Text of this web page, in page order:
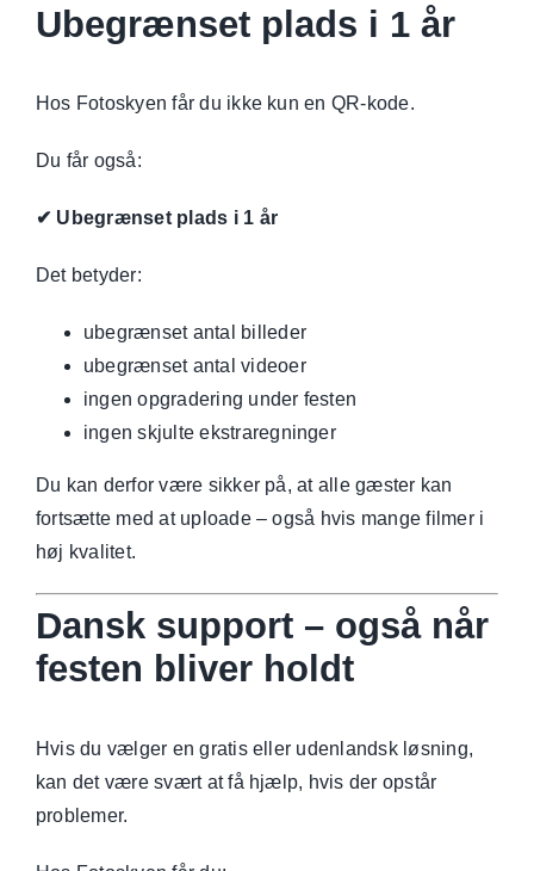
Ubegrænset plads i 1 år
Hos Fotoskyen får du ikke kun en QR-kode.
Du får også:
✔ Ubegrænset plads i 1 år
Det betyder:
ubegrænset antal billeder
ubegrænset antal videoer
ingen opgradering under festen
ingen skjulte ekstraregninger
Du kan derfor være sikker på, at alle gæster kan
fortsætte med at uploade – også hvis mange filmer i
høj kvalitet.
Dansk support – også når
festen bliver holdt
Hvis du vælger en gratis eller udenlandsk løsning,
kan det være svært at få hjælp, hvis der opstår
problemer.